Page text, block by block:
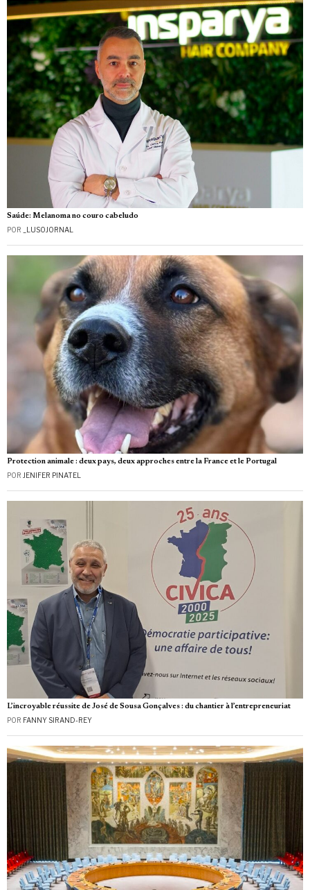
Saúde: Melanoma no couro cabeludo
POR _LUSOJORNAL
Protection animale : deux pays, deux approches entre la France et le Portugal
POR JENIFER PINATEL
L’incroyable réussite de José de Sousa Gonçalves : du chantier à l’entrepreneuriat
POR FANNY SIRAND-REY